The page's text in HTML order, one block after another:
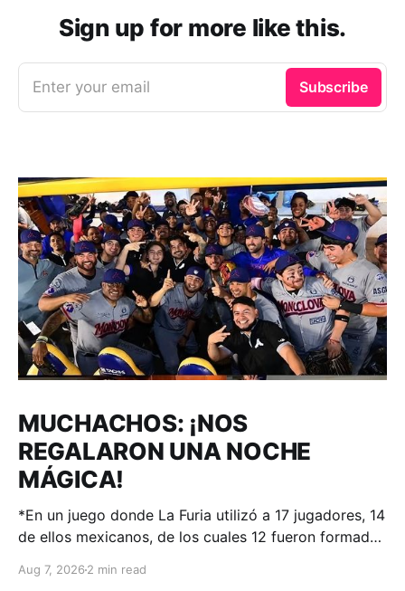
Sign up for more like this.
Enter your email Subscribe
MUCHACHOS: ¡NOS
REGALARON UNA NOCHE
MÁGICA!
*En un juego donde La Furia utilizó a 17 jugadores, 14
de ellos mexicanos, de los cuales 12 fueron formados
#AdnACEREROS ganó en Aguascalientes.
Aug 7, 2026 2 min read